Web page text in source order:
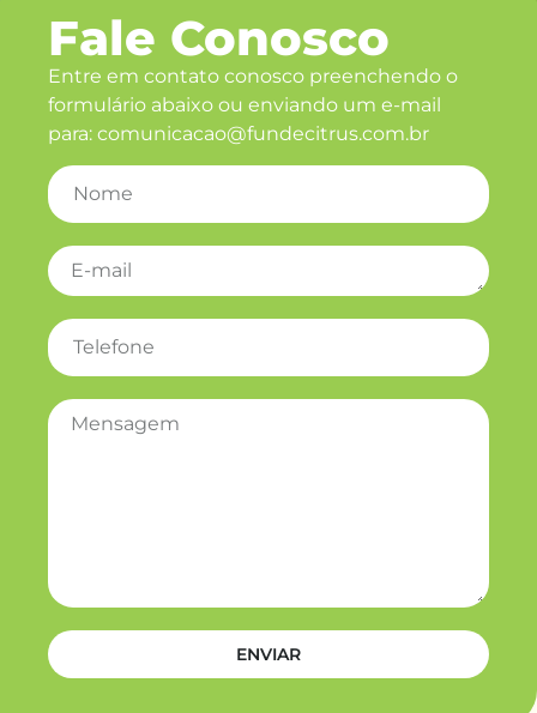
Fale Conosco
Entre em contato conosco preenchendo o
formulário abaixo ou enviando um e-mail
para: comunicacao@fundecitrus.com.br
ENVIAR